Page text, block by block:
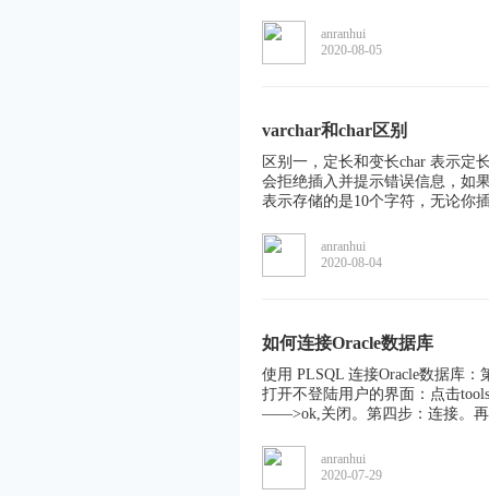
anranhui
2020-08-05
varchar和char区别
区别一，定长和变长char 表示定
会拒绝插入并提示错误信息，如
表示存储的是10个字符，无论你
anranhui
2020-08-04
如何连接Oracle数据库
使用 PLSQL 连接Oracle数据库
打开不登陆用户的界面：点击
——>ok,关闭。第四步：连接。再
anranhui
2020-07-29